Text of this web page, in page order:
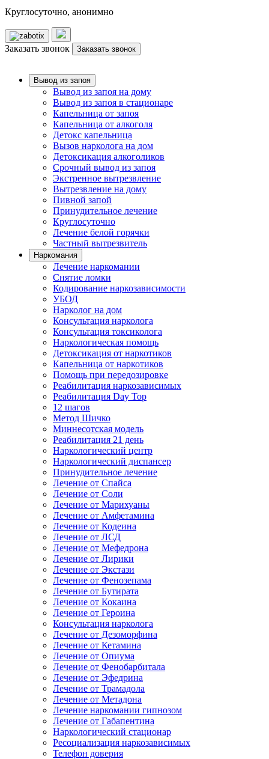
Круглосуточно, анонимно
Заказать звонок Заказать звонок
Вывод из запоя
Вывод из запоя на дому
Вывод из запоя в стационаре
Капельница от запоя
Капельница от алкоголя
Детокс капельница
Вызов нарколога на дом
Детоксикация алкоголиков
Срочный вывод из запоя
Экстренное вытрезвление
Вытрезвление на дому
Пивной запой
Принудительное лечение
Круглосуточно
Лечение белой горячки
Частный вытрезвитель
Наркомания
Лечение наркомании
Снятие ломки
Кодирование наркозависимости
УБОД
Нарколог на дом
Консультация нарколога
Консультация токсиколога
Наркологическая помощь
Детоксикация от наркотиков
Капельница от наркотиков
Помощь при передозировке
Реабилитация наркозависимых
Реабилитация Day Top
12 шагов
Метод Шичко
Миннесотская модель
Реабилитация 21 день
Наркологический центр
Наркологический диспансер
Принудительное лечение
Лечение от Спайса
Лечение от Соли
Лечение от Марихуаны
Лечение от Амфетамина
Лечение от Кодеина
Лечение от ЛСД
Лечение от Мефедрона
Лечение от Лирики
Лечение от Экстази
Лечение от Фенозепама
Лечение от Бутирата
Лечение от Кокаина
Лечение от Героина
Консультация нарколога
Лечение от Дезоморфина
Лечение от Кетамина
Лечение от Опиума
Лечение от Фенобарбитала
Лечение от Эфедрина
Лечение от Трамадола
Лечение от Метадона
Лечение наркомании гипнозом
Лечение от Габапентина
Наркологический стационар
Ресоциализация наркозависимых
Телефон доверия